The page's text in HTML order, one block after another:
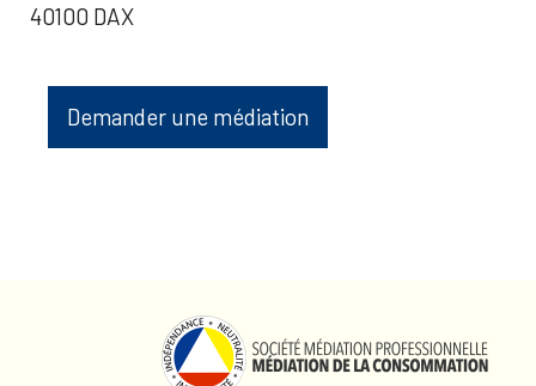
40100 DAX
Demander une médiation